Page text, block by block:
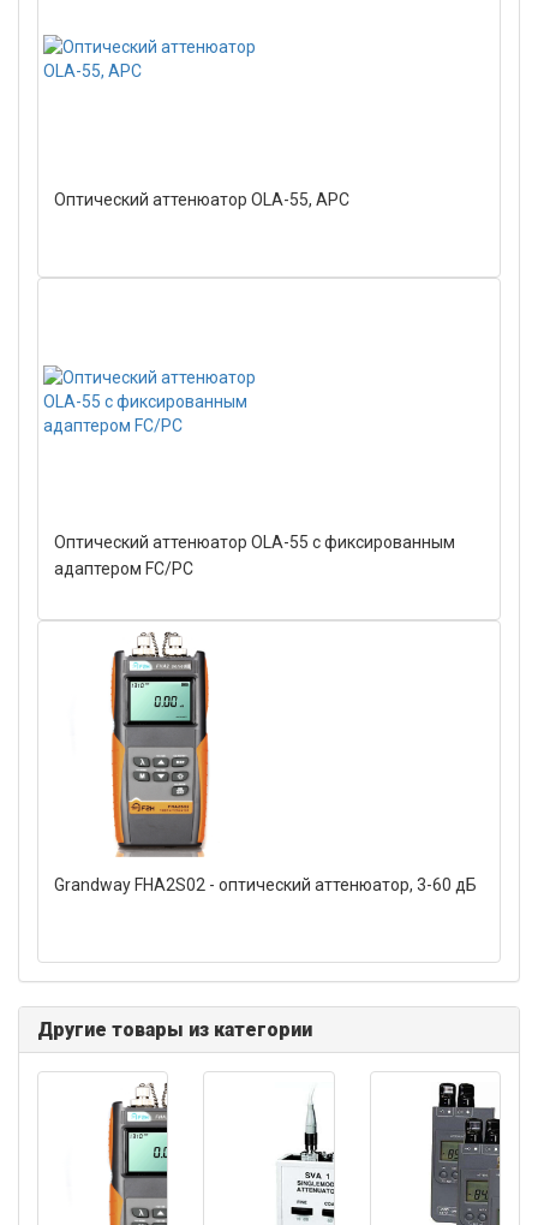
Оптический аттенюатор OLA-55, APC
Оптический аттенюатор OLA-55 с фиксированным
адаптером FC/PC
Grandway FHA2S02 - оптический аттенюатор, 3-60 дБ
Другие товары из категории